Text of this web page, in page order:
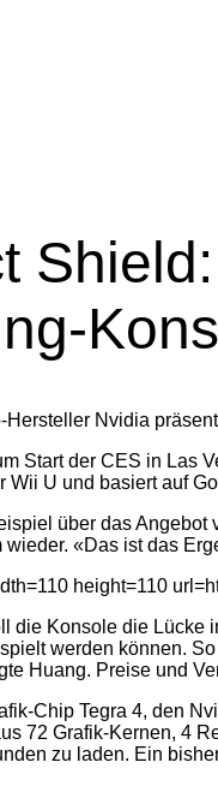
Start der CES in Las
U und basiert auf
über das
«Das ist das
height=110
die Konsole die
werden können.
Huang. Preise und
Chip Tegra 4, den
72 Grafik-Kernen, 4
zu laden. Ein